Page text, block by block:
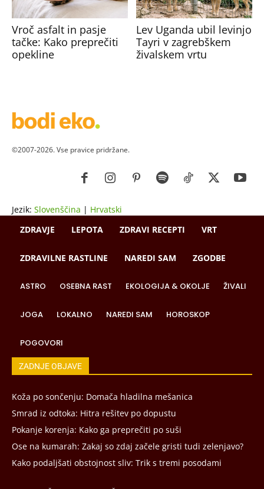
Vroč asfalt in pasje
tačke: Kako preprečiti
opekline
Lev Uganda ubil levinjo
Tayri v zagrebškem
živalskem vrtu
©2007-2026. Vse pravice pridržane.
Jezik: Slovenščina | Hrvatski
ZDRAVJE
LEPOTA ZDRAVI RECEPTI VRT
ZDRAVILNE RASTLINE NAREDI SAM ZGODBE
ASTRO OSEBNA RAST EKOLOGIJA & OKOLJE ŽIVALI
JOGA LOKALNO NAREDI SAM HOROSKOP
POGOVORI
ZADNJE OBJAVE
Koža po sončenju: Domača hladilna mešanica
Smrad iz odtoka: Hitra rešitev po dopustu
Pokanje korenja: Kako ga preprečiti po suši
Ose na kumarah: Zakaj so zdaj začele gristi tudi zelenjavo?
Kako podaljšati obstojnost sliv: Trik s tremi posodami